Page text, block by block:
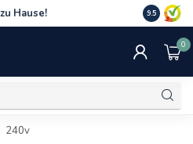
Hause! 75 €. Nur
9.5
0
240v